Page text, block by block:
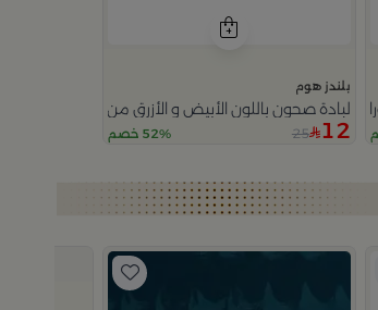
بلندز هوم
لبادة صحون باللون الأبيض و الأزرق من اورورا
12
25 52% خصم